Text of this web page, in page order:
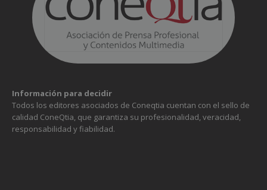
Información para decidir
Todos los editores asociados de Coneqtia cuentan con el sello de
calidad ConeQtia, que garantiza su profesionalidad, veracidad,
responsabilidad y fiabilidad.